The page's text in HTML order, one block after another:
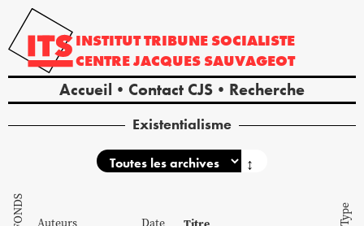
INSTITUTTRIBUNE SOCIALISTE
CENTREJACQUES SAUVAGEOT
Accueil Contact CJS Recherche
Existentialisme
↕
FONDS Type